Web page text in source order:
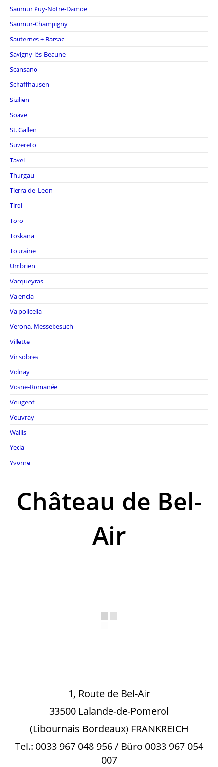
Saumur Puy-Notre-Damoe
Saumur-Champigny
Sauternes + Barsac
Savigny-lès-Beaune
Scansano
Schaffhausen
Sizilien
Soave
St. Gallen
Suvereto
Tavel
Thurgau
Tierra del Leon
Tirol
Toro
Toskana
Touraine
Umbrien
Vacqueyras
Valencia
Valpolicella
Verona, Messebesuch
Villette
Vinsobres
Volnay
Vosne-Romanée
Vougeot
Vouvray
Wallis
Yecla
Yvorne
Château de Bel-
Air
1, Route de Bel-Air
33500 Lalande-de-Pomerol
(Libournais Bordeaux) FRANKREICH
Tel.: 0033 967 048 956 / Büro 0033 967 054
007